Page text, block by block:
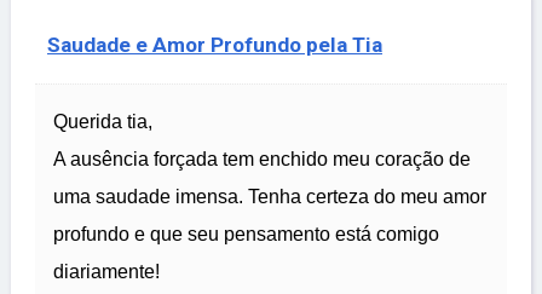
Saudade e Amor Profundo pela Tia
Querida tia,
A ausência forçada tem enchido meu coração de
uma saudade imensa. Tenha certeza do meu amor
profundo e que seu pensamento está comigo
diariamente!